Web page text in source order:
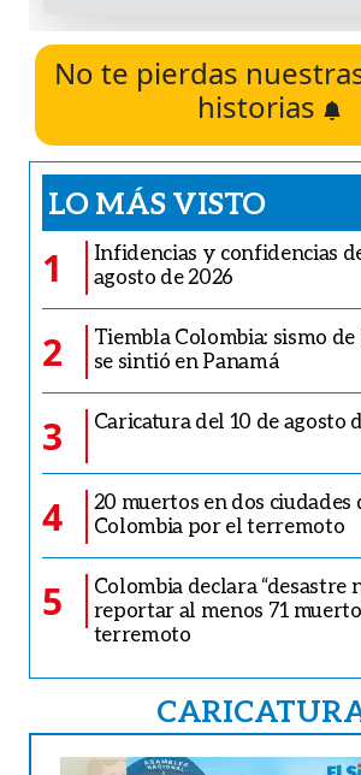
No te pierdas
historias
LO MÁS VISTO
1
Infidencias y confidencias
agosto de 2026
2
Tiembla Colombia: sismo
se sintió en Panamá
3 Caricatura del 10 de agosto
4
20 muertos en dos
Colombia por el terremoto
5
Colombia declara “desastre
reportar al menos 71
terremoto